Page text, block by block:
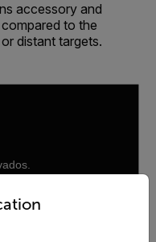
accessory and
to the
distant targets.
from the